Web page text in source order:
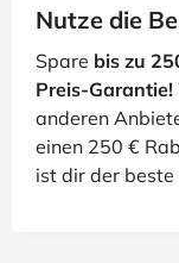
Nutze die
Spare bis zu
Preis-Garantie!
anderen
einen 250 €
ist dir der